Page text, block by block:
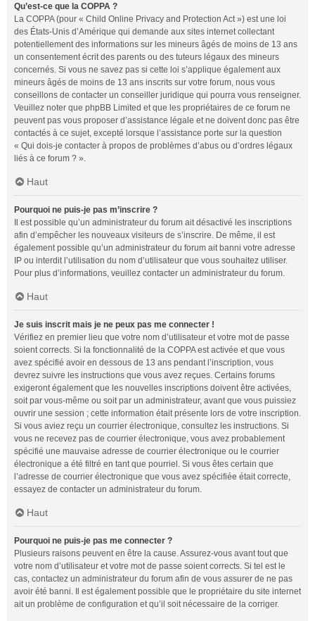
Qu’est-ce que la COPPA ?
La COPPA (pour « Child Online Privacy and Protection Act ») est une loi
des États-Unis d’Amérique qui demande aux sites internet collectant
potentiellement des informations sur les mineurs âgés de moins de 13 ans
un consentement écrit des parents ou des tuteurs légaux des mineurs
concernés. Si vous ne savez pas si cette loi s’applique également aux
mineurs âgés de moins de 13 ans inscrits sur votre forum, nous vous
conseillons de contacter un conseiller juridique qui pourra vous renseigner.
Veuillez noter que phpBB Limited et que les propriétaires de ce forum ne
peuvent pas vous proposer d’assistance légale et ne doivent donc pas être
contactés à ce sujet, excepté lorsque l’assistance porte sur la question
« Qui dois-je contacter à propos de problèmes d’abus ou d’ordres légaux
liés à ce forum ? ».
Haut
Pourquoi ne puis-je pas m’inscrire ?
Il est possible qu’un administrateur du forum ait désactivé les inscriptions
afin d’empêcher les nouveaux visiteurs de s’inscrire. De même, il est
également possible qu’un administrateur du forum ait banni votre adresse
IP ou interdit l’utilisation du nom d’utilisateur que vous souhaitez utiliser.
Pour plus d’informations, veuillez contacter un administrateur du forum.
Haut
Je suis inscrit mais je ne peux pas me connecter !
Vérifiez en premier lieu que votre nom d’utilisateur et votre mot de passe
soient corrects. Si la fonctionnalité de la COPPA est activée et que vous
avez spécifié avoir en dessous de 13 ans pendant l’inscription, vous
devrez suivre les instructions que vous avez reçues. Certains forums
exigeront également que les nouvelles inscriptions doivent être activées,
soit par vous-même ou soit par un administrateur, avant que vous puissiez
ouvrir une session ; cette information était présente lors de votre inscription.
Si vous aviez reçu un courrier électronique, consultez les instructions. Si
vous ne recevez pas de courrier électronique, vous avez probablement
spécifié une mauvaise adresse de courrier électronique ou le courrier
électronique a été filtré en tant que pourriel. Si vous êtes certain que
l’adresse de courrier électronique que vous avez spécifiée était correcte,
essayez de contacter un administrateur du forum.
Haut
Pourquoi ne puis-je pas me connecter ?
Plusieurs raisons peuvent en être la cause. Assurez-vous avant tout que
votre nom d’utilisateur et votre mot de passe soient corrects. Si tel est le
cas, contactez un administrateur du forum afin de vous assurer de ne pas
avoir été banni. Il est également possible que le propriétaire du site internet
ait un problème de configuration et qu’il soit nécessaire de la corriger.